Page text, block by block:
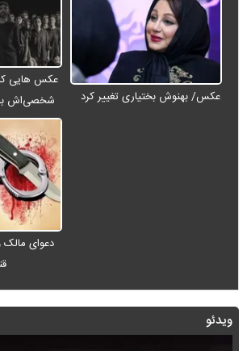
عکس/ بهنوش بختیاری تغییر کرد
عکس هایی که
شخصی‌اش
دعوای مالک
ویدئو